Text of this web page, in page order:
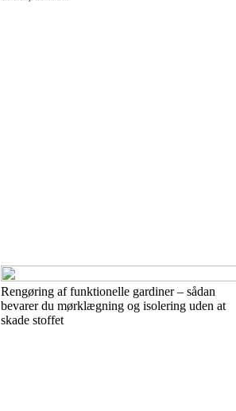
Rengøring af funktionelle gardiner – sådan
bevarer du mørklægning og isolering uden at
skade stoffet